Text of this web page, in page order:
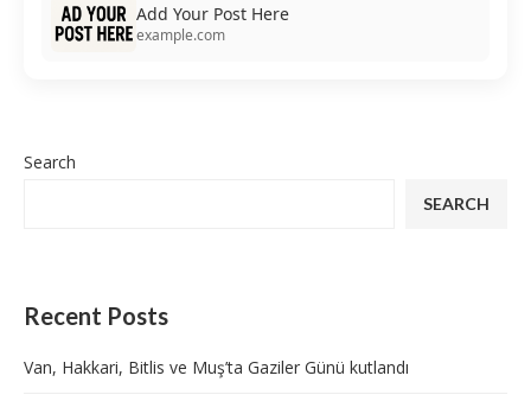
Add Your Post Here
example.com
Search
SEARCH
Recent Posts
Van, Hakkari, Bitlis ve Muş’ta Gaziler Günü kutlandı